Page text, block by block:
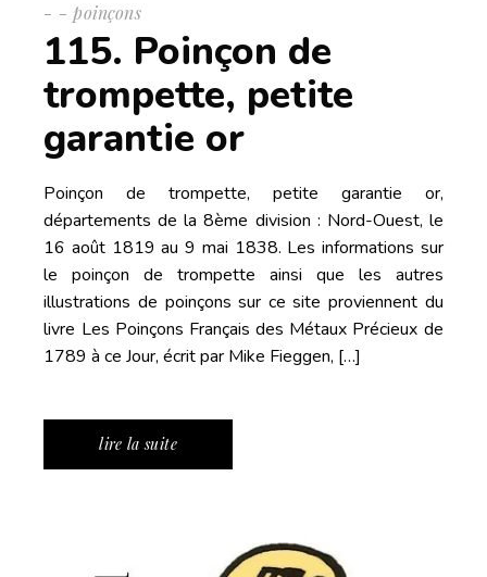
- poinçons
115. Poinçon de
trompette, petite
garantie or
Poinçon de trompette, petite garantie or,
départements de la 8ème division : Nord-Ouest, le
16 août 1819 au 9 mai 1838. Les informations sur
le poinçon de trompette ainsi que les autres
illustrations de poinçons sur ce site proviennent du
livre Les Poinçons Français des Métaux Précieux de
1789 à ce Jour, écrit par Mike Fieggen, […]
lire la suite